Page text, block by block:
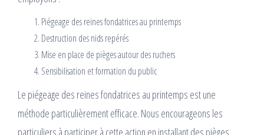
Piégeage des reines fondatrices au printemps
Destruction des nids repérés
Mise en place de pièges autour des ruchers
Sensibilisation et formation du public
Le piégeage des reines fondatrices au printemps est une
méthode particulièrement efficace. Nous encourageons les
particuliers à participer à cette action en installant des pièges